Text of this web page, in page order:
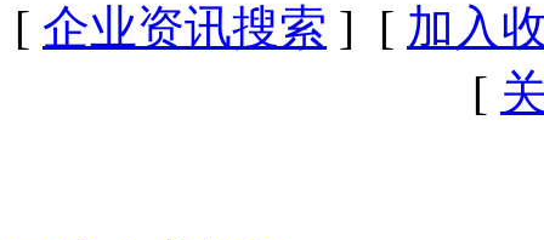
[ 企业资讯搜索 ] [ 加入
[